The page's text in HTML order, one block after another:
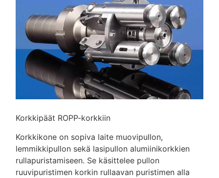
Korkkipäät ROPP-korkkiin
Korkkikone on sopiva laite muovipullon,
lemmikkipullon sekä lasipullon alumiinikorkkien
rullapuristamiseen. Se käsittelee pullon
ruuvipuristimen korkin rullaavan puristimen alla